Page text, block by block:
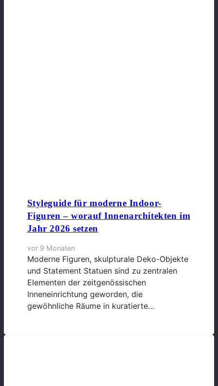
Styleguide für moderne Indoor-
Figuren – worauf Innenarchitekten im
Jahr 2026 setzen
vor 9 Monaten
Moderne Figuren, skulpturale Deko-Objekte
und Statement Statuen sind zu zentralen
Elementen der zeitgenössischen
Inneneinrichtung geworden, die
gewöhnliche Räume in kuratierte…